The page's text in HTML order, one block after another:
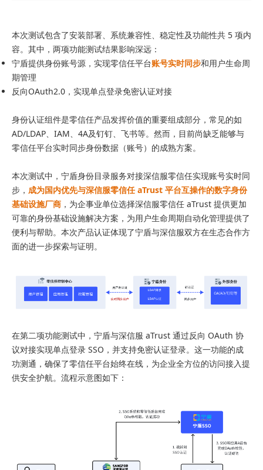
本次测试包含了安装部署、系统兼容性、稳定性及功能性共 5 项内
容。其中，两项功能测试结果影响深远：
宁盾提供身份账号源，实现零信任平台账号实时同步和用户生命周
期管理
反向OAuth2.0，实现单点登录免密认证对接
身份认证组件是零信任产品发挥价值的重要组成部分，常见的如
AD/LDAP、IAM、4A及钉钉、飞书等。然而，目前尚缺乏能够与
零信任平台实时同步身份数据（账号）的成熟方案。
本次测试中，宁盾身份目录服务对接深信服零信任实现账号实时同
步， 成为国内优先与深信服零信任 aTrust 平台互操作的数字身份
基础设施厂商 ，为企事业单位选择深信服零信任 aTrust 提供更加
可靠的身份基础设施解决方案，为用户生命周期自动化管理提供了
便利与帮助。本次产品认证体现了宁盾与深信服双方在生态合作方
面的进一步探索与证明。
在第二项功能测试中，宁盾与深信服 aTrust 通过反向 OAuth 协
议对接实现单点登录 SSO，并支持免密认证登录。这一功能的成
功测通，确保了零信任平台始终在线，为企业全方位的访问接入提
供安全护航。流程示意图如下：